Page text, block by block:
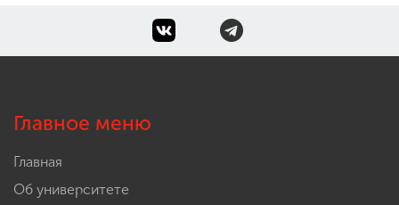
Главное меню
Главная
Об университете